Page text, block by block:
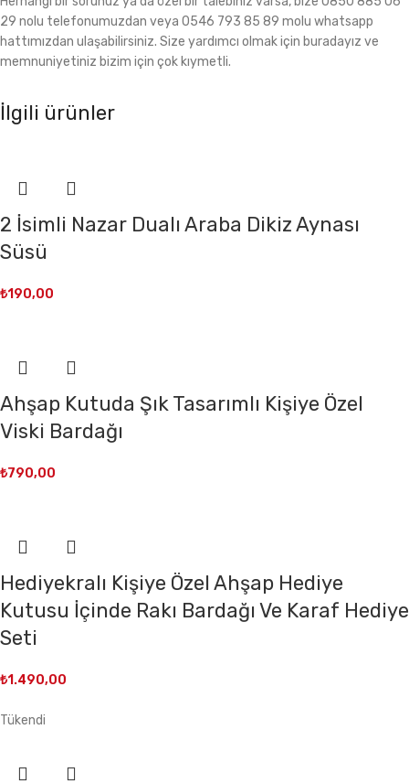
29 nolu telefonumuzdan veya 0546 793 85 89 molu whatsapp
hattımızdan ulaşabilirsiniz. Size yardımcı olmak için buradayız ve
memnuniyetiniz bizim için çok kıymetli.
İlgili ürünler
2 İsimli Nazar Dualı Araba Dikiz Aynası
Süsü
₺190,00
Ahşap Kutuda Şık Tasarımlı Kişiye Özel
Viski Bardağı
₺790,00
Hediyekralı Kişiye Özel Ahşap Hediye
Kutusu İçinde Rakı Bardağı Ve Karaf Hediye
Seti
₺1.490,00
Tükendi